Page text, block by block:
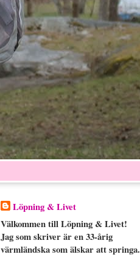
Löpning & Livet
Välkommen till Löpning & Livet!
Jag som skriver är en 33-årig
värmländska som älskar att springa.